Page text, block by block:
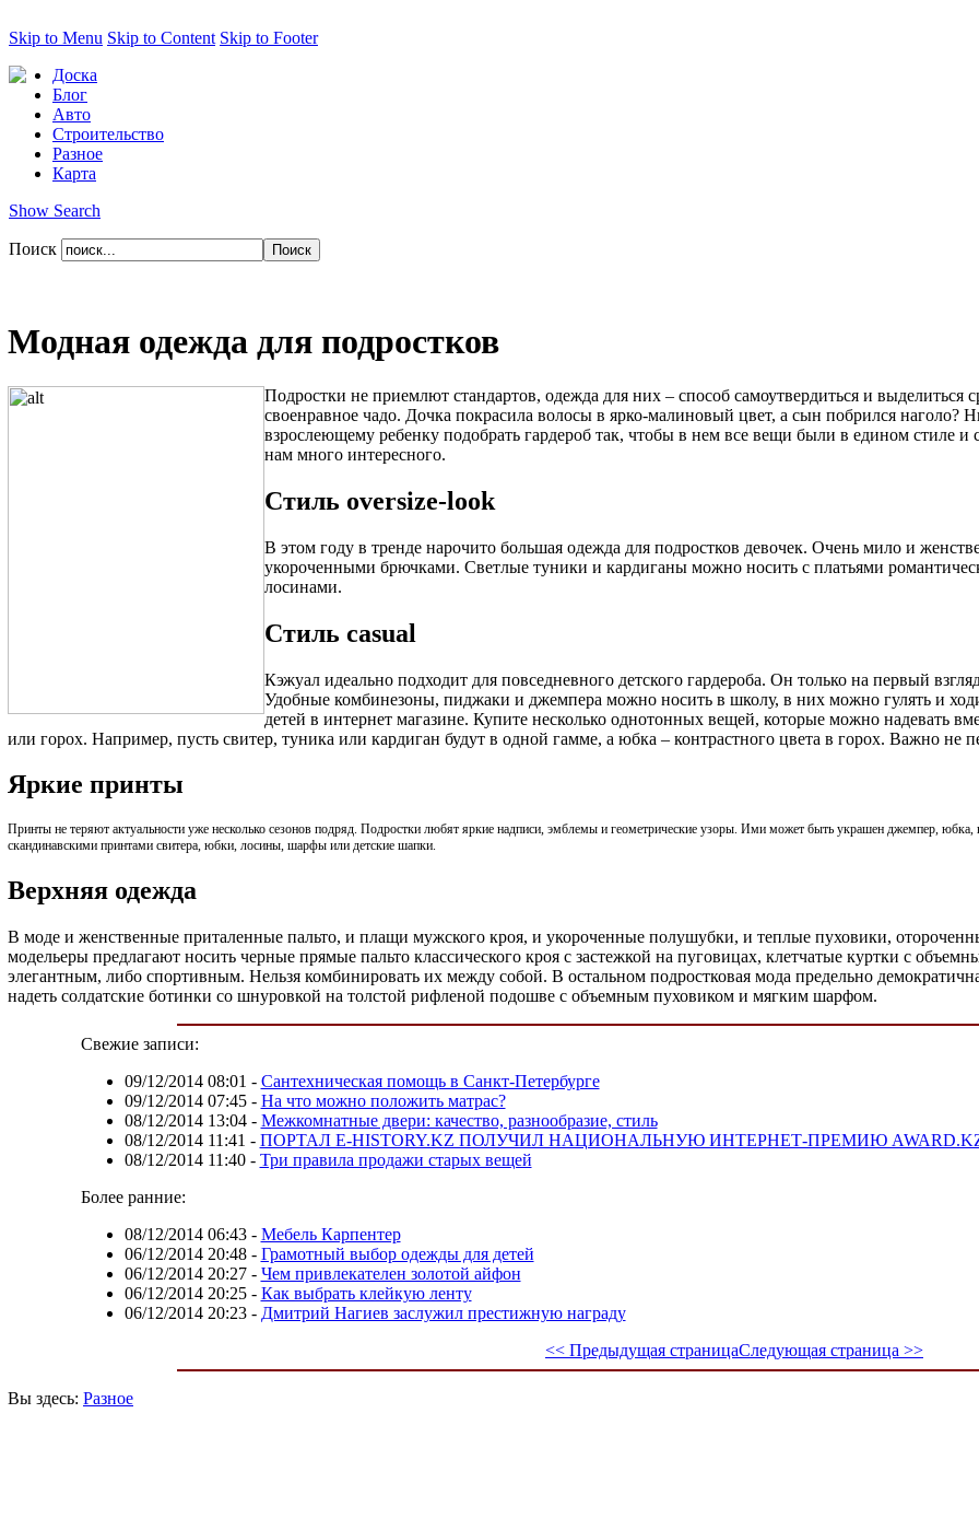
Skip to Menu Skip to Content Skip to Footer
Доска
Блог
Авто
Строительство
Разное
Карта
Show Search
Поиск
Модная одежда для подростков
Подростки не приемлют стандартов, одежда для них – способ самоутвердиться и выделиться
своенравное чадо. Дочка покрасила волосы в ярко-малиновый цвет, а сын побрился наголо?
взрослеющему ребенку подобрать гардероб так, чтобы в нем все вещи были в едином стиле
нам много интересного.
Стиль oversize-look
В этом году в тренде нарочито большая одежда для подростков девочек. Очень мило и
укороченными брючками. Светлые туники и кардиганы можно носить с платьями
лосинами.
Стиль casual
Кэжуал идеально подходит для повседневного детского гардероба. Он только на первый
Удобные комбинезоны, пиджаки и джемпера можно носить в школу, в них можно гулять и
детей в интернет магазине. Купите несколько однотонных вещей, которые можно надевать
или горох. Например, пусть свитер, туника или кардиган будут в одной гамме, а юбка – контрастного цвета в горох. Важно не
Яркие принты
Принты не теряют актуальности уже несколько сезонов подряд. Подростки любят яркие надписи, эмблемы и геометрические узоры. Ими может быть украшен джемпер,
скандинавскими принтами свитера, юбки, лосины, шарфы или детские шапки.
Верхняя одежда
В моде и женственные приталенные пальто, и плащи мужского кроя, и укороченные полушубки, и теплые пуховики,
модельеры предлагают носить черные прямые пальто классического кроя с застежкой на пуговицах, клетчатые куртки с
элегантным, либо спортивным. Нельзя комбинировать их между собой. В остальном подростковая мода предельно
надеть солдатские ботинки со шнуровкой на толстой рифленой подошве с объемным пуховиком и мягким шарфом.
Свежие записи:
09/12/2014 08:01 - Сантехническая помощь в Санкт-Петербурге
09/12/2014 07:45- На что можно положить матрас?
08/12/2014 13:04- Межкомнатные двери: качество, разнообразие, стиль
08/12/2014 11:41 - ПОРТАЛ E-HISTORY.KZ ПОЛУЧИЛ НАЦИОНАЛЬНУЮ ИНТЕРНЕТ-ПРЕМИЮ
08/12/2014 11:40- Три правила продажи старых вещей
Более ранние:
08/12/2014 06:43- Мебель Карпентер
06/12/2014 20:48- Грамотный выбор одежды для детей
06/12/2014 20:27- Чем привлекателен золотой айфон
06/12/2014 20:25- Как выбрать клейкую ленту
06/12/2014 20:23- Дмитрий Нагиев заслужил престижную награду
<< Предыдущая страницаСледующая страница >>
Вы здесь: Разное